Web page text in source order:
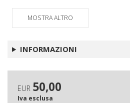
MOSTRA ALTRO
INFORMAZIONI
EUR 50,00
Iva esclusa